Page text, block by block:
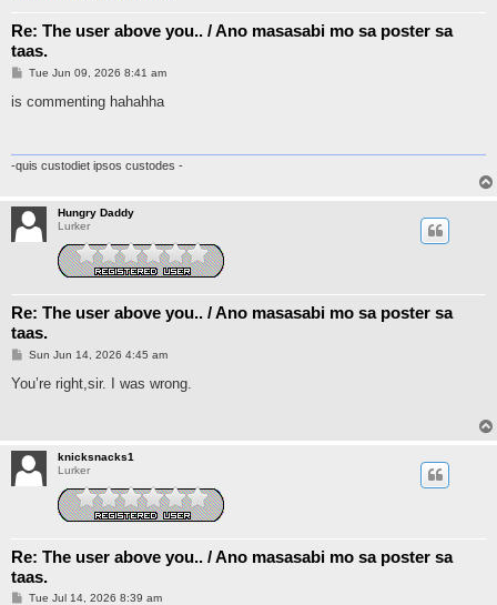
Re: The user above you.. / Ano masasabi mo sa poster sa
taas.
P
s
Tue Jun 09, 2026 8:41 am
is commenting hahahha
-quis custodiet ipsos custodes -
Hungry Daddy
Lurker
Re: The user above you.. / Ano masasabi mo sa poster sa
taas.
P
s
Sun Jun 14, 2026 4:45 am
You’re right,sir. I was wrong.
knicksnacks1
Lurker
Re: The user above you.. / Ano masasabi mo sa poster sa
taas.
PTue Jul 14, 2026 8:39 am